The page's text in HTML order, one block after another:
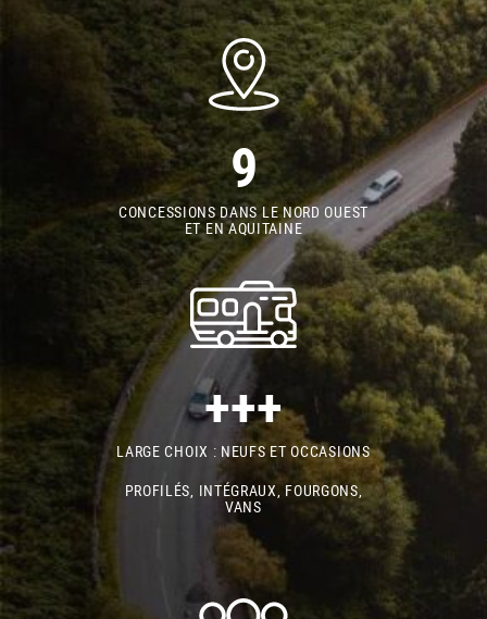
9
CONCESSIONS DANS LE NORD OUEST
ET EN AQUITAINE
+++
LARGE CHOIX : NEUFS ET OCCASIONS
PROFILÉS, INTÉGRAUX, FOURGONS,
VANS